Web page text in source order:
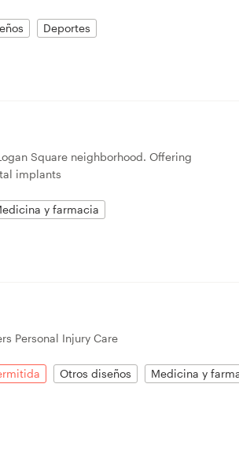
Deportes
Square neighborhood. Offering
implants
y farmacia
Personal Injury Care
Otros diseños Medicina y